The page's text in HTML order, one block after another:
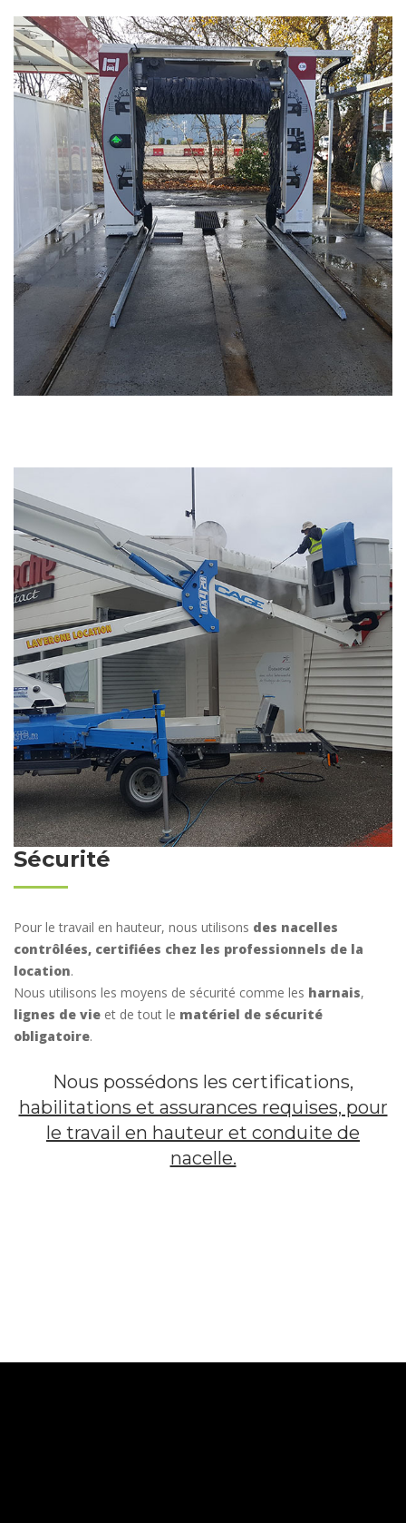
Sécurité
Pour le travail en hauteur, nous utilisons des nacelles
contrôlées, certifiées chez les professionnels de la
location.
Nous utilisons les moyens de sécurité comme les harnais,
lignes de vie et de tout le matériel de sécurité
obligatoire.
Nous possédons les certifications,
habilitations et assurances requises, pour
le travail en hauteur et conduite de
nacelle.